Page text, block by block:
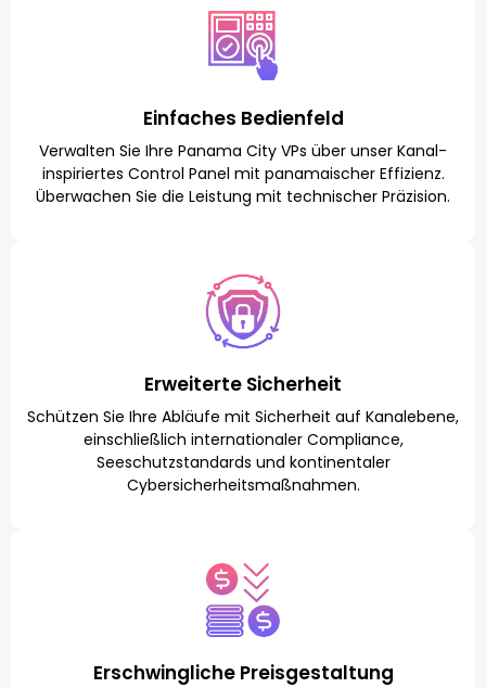
Einfaches Bedienfeld
Verwalten Sie Ihre Panama City VPs über unser Kanal-
inspiriertes Control Panel mit panamaischer Effizienz.
Überwachen Sie die Leistung mit technischer Präzision.
Erweiterte Sicherheit
Schützen Sie Ihre Abläufe mit Sicherheit auf Kanalebene,
einschließlich internationaler Compliance,
Seeschutzstandards und kontinentaler
Cybersicherheitsmaßnahmen.
Erschwingliche Preisgestaltung